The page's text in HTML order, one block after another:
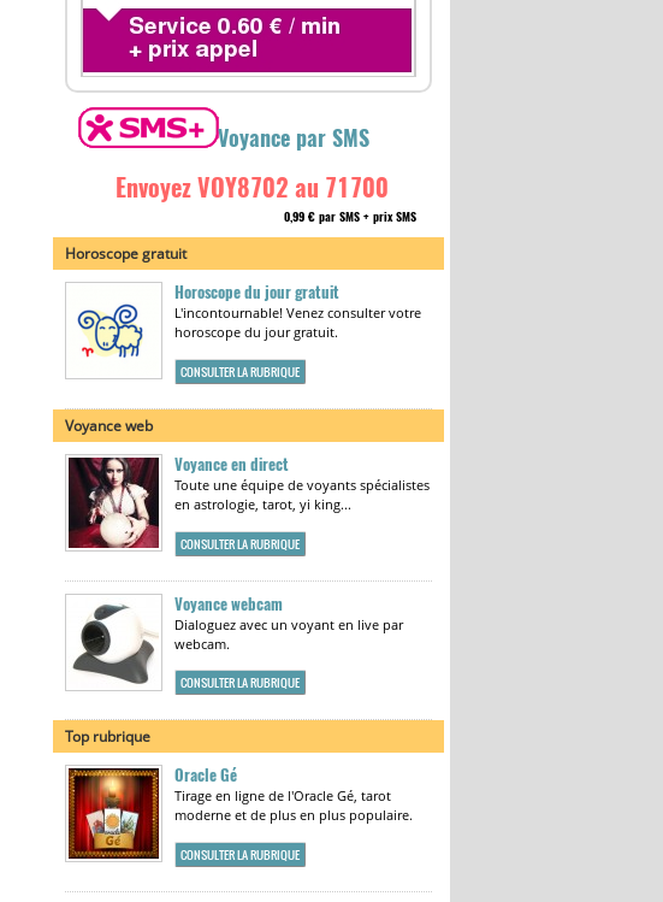
Voyance par SMS
Envoyez VOY8702 au 71700
0,99 € par SMS + prix SMS
Horoscope gratuit
Horoscope du jour gratuit
L'incontournable! Venez consulter votre
horoscope du jour gratuit.
CONSULTER LA RUBRIQUE
Voyance web
Voyance en direct
Toute une équipe de voyants spécialistes
en astrologie, tarot, yi king...
CONSULTER LA RUBRIQUE
Voyance webcam
Dialoguez avec un voyant en live par
webcam.
CONSULTER LA RUBRIQUE
Top rubrique
Oracle Gé
Tirage en ligne de l'Oracle Gé, tarot
moderne et de plus en plus populaire.
CONSULTER LA RUBRIQUE